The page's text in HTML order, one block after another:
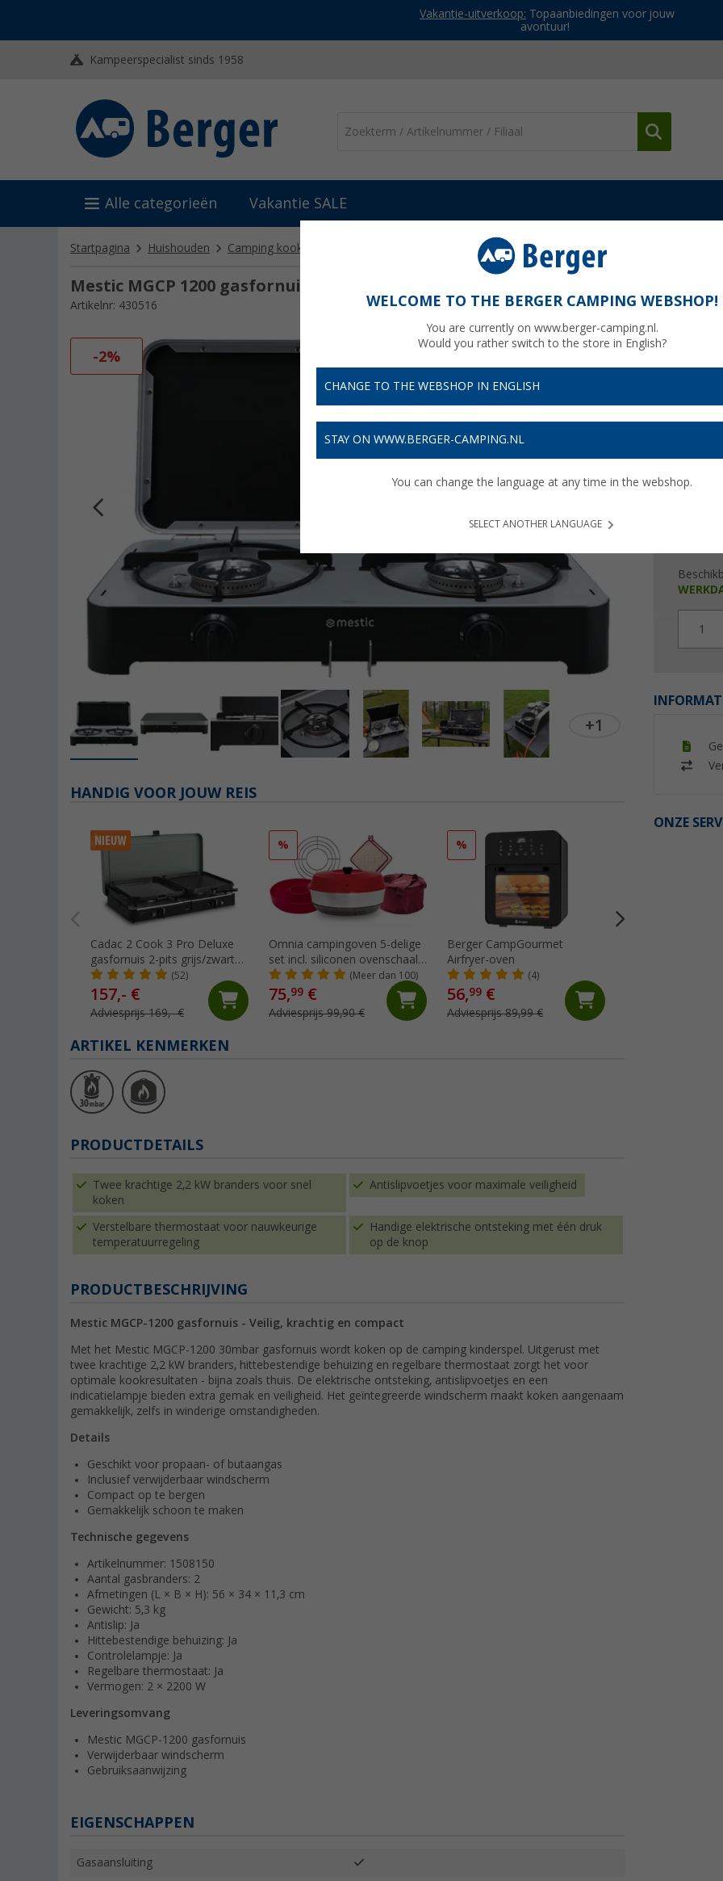
Vakantie-uitverkoop: Topaanbiedingen voor jouw
avontuur!
Kampeerspecialist sinds 1958
Alle categorieën Vakantie SALE
Startpagina Huishouden Camping kooktoestellen Mestic MGCP 1200 gasfornuis 30mbar
Mestic MGCP 1200 gasfornuis 30mbar
Artikelnr: 430516
+1
-2%
€
€
1
ONZE
HANDIG VOOR JOUW REIS
Cadac 2 Cook 3 Pro Deluxe
gasfornuis 2-pits grijs/zwart
30 mbar
(52)
157,- €
Adviesprijs 169,- €
%
Omnia campingoven 5-delige
set incl. siliconen ovenschaal,
ovenrooster, 2 pannenlappen
& opbergtas
(Meer dan 100)
75,99 €
Adviesprijs 99,90 €
%
Berger CampGourmet
Airfryer-oven
(4)
56,99 €
Adviesprijs 89,99 €
ARTIKEL KENMERKEN
PRODUCTDETAILS
Twee krachtige 2,2 kW branders voor snel
koken
Antislipvoetjes voor maximale veiligheid
Verstelbare thermostaat voor nauwkeurige
temperatuurregeling
Handige elektrische ontsteking met één druk
op de knop
PRODUCTBESCHRIJVING
Mestic MGCP-1200 gasfornuis - Veilig, krachtig en compact
Met het Mestic MGCP-1200 30mbar gasfornuis wordt koken op de camping kinderspel. Uitgerust met
twee krachtige 2,2 kW branders, hittebestendige behuizing en regelbare thermostaat zorgt het voor
optimale kookresultaten - bijna zoals thuis. De elektrische ontsteking, antislipvoetjes en een
indicatielampje bieden extra gemak en veiligheid. Het geïntegreerde windscherm maakt koken aangenaam
gemakkelijk, zelfs in winderige omstandigheden.
Details
Geschikt voor propaan- of butaangas
Inclusief verwijderbaar windscherm
Compact op te bergen
Gemakkelijk schoon te maken
Technische gegevens
Artikelnummer: 1508150
Aantal gasbranders: 2
Afmetingen (L × B × H): 56 × 34 × 11,3 cm
Gewicht: 5,3 kg
Antislip: Ja
Hittebestendige behuizing: Ja
Controlelampje: Ja
Regelbare thermostaat: Ja
Vermogen: 2 × 2200 W
Leveringsomvang
Mestic MGCP-1200 gasfornuis
Verwijderbaar windscherm
Gebruiksaanwijzing
EIGENSCHAPPEN
Gasaansluiting
WELCOME TO THE BERGER CAMPING WEBSHOP!
You are currently on www.berger-camping.nl.
Would you rather switch to the store in English?
CHANGE TO THE WEBSHOP IN ENGLISH
STAY ON WWW.BERGER-CAMPING.NL
You can change the language at any time in the webshop.
SELECT ANOTHER LANGUAGE